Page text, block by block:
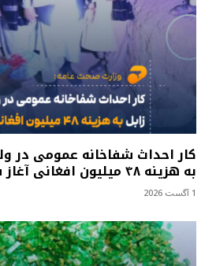
کار احداث شفاخانه عمومی در
به هزینه ۴۸ میلیون افغانی آغاز شد
1 آگست 2026